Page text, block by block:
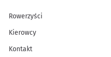
Rowerzyści
Kierowcy
Kontakt